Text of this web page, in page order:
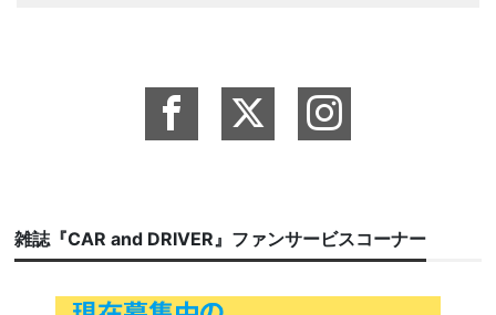
雑誌『CAR and DRIVER』ファンサービスコーナー